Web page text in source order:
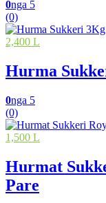
0nga 5
(0)
2,400 L
Hurma
0nga 5
(0)
1,500 L
Hurmat
Pare